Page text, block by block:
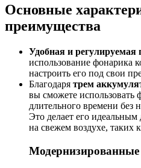
Основные
преимущества
Удобная и регулируемая
использование фонарика
настроить его под свои
Благодаря трем
вы сможете использовать
длительного времени без
Это делает его идеальным
на свежем воздухе, таких